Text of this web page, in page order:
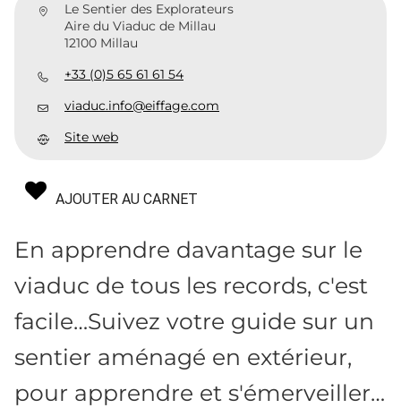
Le Sentier des Explorateurs
Aire du Viaduc de Millau
12100 Millau
+33 (0)5 65 61 61 54
viaduc.info@eiffage.com
Site web
AJOUTER AU CARNET
En apprendre davantage sur le
viaduc de tous les records, c'est
facile…Suivez votre guide sur un
sentier aménagé en extérieur,
pour apprendre et s'émerveiller…